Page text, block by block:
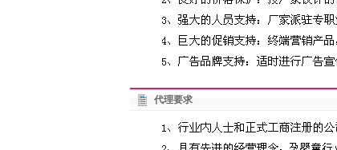
代理要求